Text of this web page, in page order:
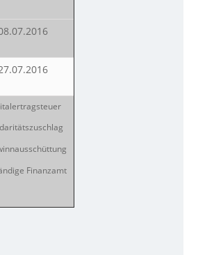
Finanzamt